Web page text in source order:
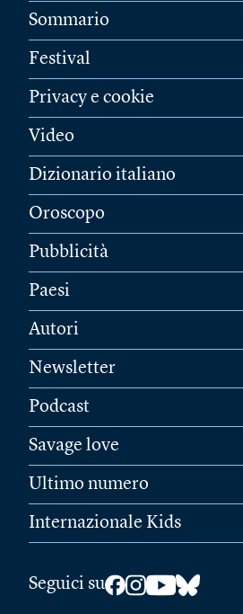
Sommario
Festival
Privacy e cookie
Video
Dizionario italiano
Oroscopo
Pubblicità
Paesi
Autori
Newsletter
Podcast
Savage love
Ultimo numero
Internazionale Kids
Seguici su